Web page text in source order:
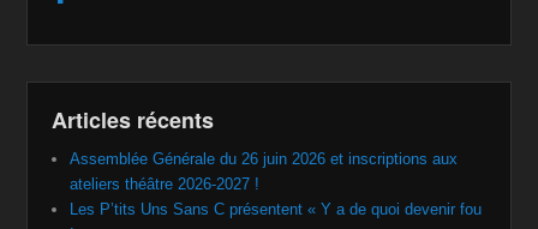
Articles récents
Assemblée Générale du 26 juin 2026 et inscriptions aux
ateliers théâtre 2026-2027 !
Les P’tits Uns Sans C présentent « Y a de quoi devenir fou